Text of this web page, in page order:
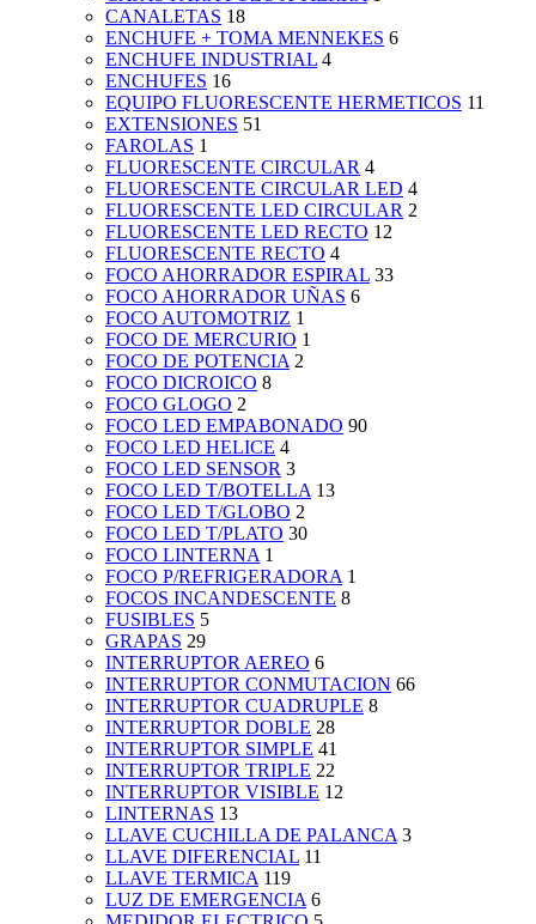
CANALETAS 18
ENCHUFE + TOMA MENNEKES 6
ENCHUFE INDUSTRIAL 4
ENCHUFES 16
EQUIPO FLUORESCENTE HERMETICOS 11
EXTENSIONES 51
FAROLAS 1
FLUORESCENTE CIRCULAR 4
FLUORESCENTE CIRCULAR LED 4
FLUORESCENTE LED CIRCULAR 2
FLUORESCENTE LED RECTO 12
FLUORESCENTE RECTO 4
FOCO AHORRADOR ESPIRAL 33
FOCO AHORRADOR UÑAS 6
FOCO AUTOMOTRIZ 1
FOCO DE MERCURIO 1
FOCO DE POTENCIA 2
FOCO DICROICO 8
FOCO GLOGO 2
FOCO LED EMPABONADO 90
FOCO LED HELICE 4
FOCO LED SENSOR 3
FOCO LED T/BOTELLA 13
FOCO LED T/GLOBO 2
FOCO LED T/PLATO 30
FOCO LINTERNA 1
FOCO P/REFRIGERADORA 1
FOCOS INCANDESCENTE 8
FUSIBLES 5
GRAPAS 29
INTERRUPTOR AEREO 6
INTERRUPTOR CONMUTACION 66
INTERRUPTOR CUADRUPLE 8
INTERRUPTOR DOBLE 28
INTERRUPTOR SIMPLE 41
INTERRUPTOR TRIPLE 22
INTERRUPTOR VISIBLE 12
LINTERNAS 13
LLAVE CUCHILLA DE PALANCA 3
LLAVE DIFERENCIAL 11
LLAVE TERMICA 119
LUZ DE EMERGENCIA 6